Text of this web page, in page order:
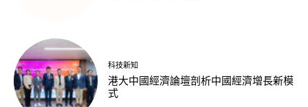
科技新知
港大中國經濟論壇剖析中國經濟增長新模
式